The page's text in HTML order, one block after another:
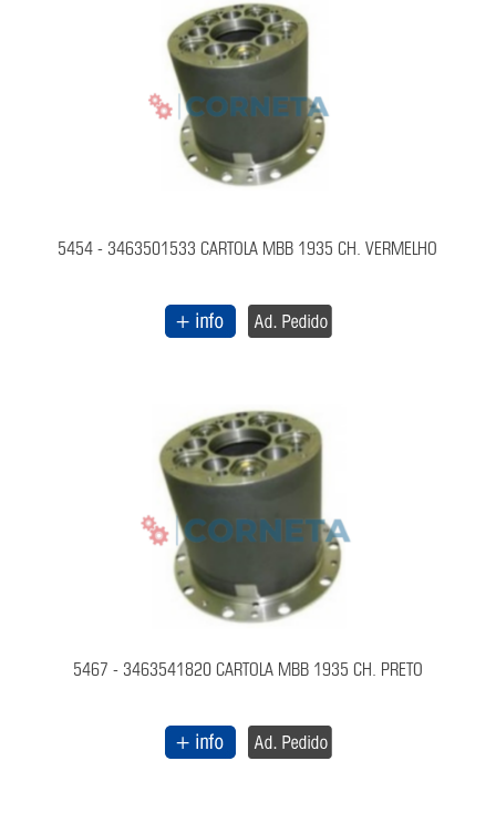
5454 - 3463501533 CARTOLA MBB 1935 CH. VERMELHO
5467 - 3463541820 CARTOLA MBB 1935 CH. PRETO